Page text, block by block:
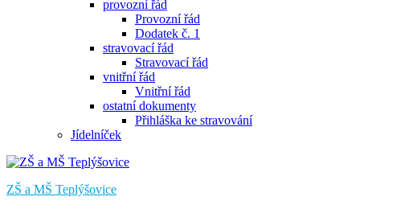
provozní řád
Provozní řád
Dodatek č. 1
stravovací řád
Stravovací řád
vnitřní řád
Vnitřní řád
ostatní dokumenty
Přihláška ke stravování
Jídelníček
ZŠ a MŠ Teplýšovice